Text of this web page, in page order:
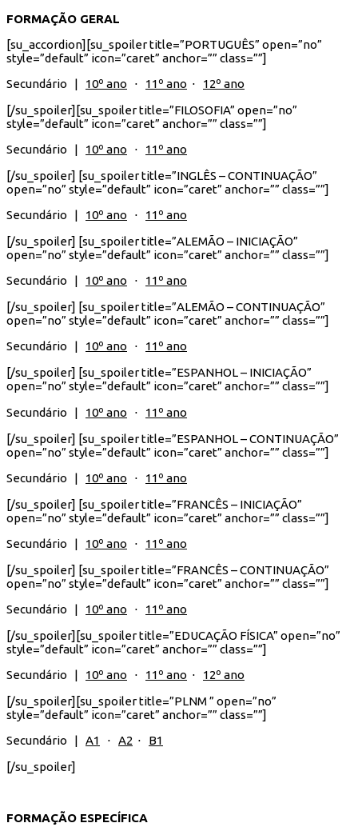
FORMAÇÃO GERAL
[su_accordion][su_spoiler title=”PORTUGUÊS” open=”no”
style=”default” icon=”caret” anchor=”” class=””]
Secundário | 10º ano ⋅ 11º ano ⋅ 12º ano
[/su_spoiler][su_spoiler title=”FILOSOFIA” open=”no”
style=”default” icon=”caret” anchor=”” class=””]
Secundário | 10º ano ⋅ 11º ano
[/su_spoiler] [su_spoiler title=”INGLÊS – CONTINUAÇÃO”
open=”no” style=”default” icon=”caret” anchor=”” class=””]
Secundário | 10º ano ⋅ 11º ano
[/su_spoiler] [su_spoiler title=”ALEMÃO – INICIAÇÃO”
open=”no” style=”default” icon=”caret” anchor=”” class=””]
Secundário | 10º ano ⋅ 11º ano
[/su_spoiler] [su_spoiler title=”ALEMÃO – CONTINUAÇÃO”
open=”no” style=”default” icon=”caret” anchor=”” class=””]
Secundário | 10º ano ⋅ 11º ano
[/su_spoiler] [su_spoiler title=”ESPANHOL – INICIAÇÃO”
open=”no” style=”default” icon=”caret” anchor=”” class=””]
Secundário | 10º ano ⋅ 11º ano
[/su_spoiler] [su_spoiler title=”ESPANHOL – CONTINUAÇÃO”
open=”no” style=”default” icon=”caret” anchor=”” class=””]
Secundário | 10º ano ⋅ 11º ano
[/su_spoiler] [su_spoiler title=”FRANCÊS – INICIAÇÃO”
open=”no” style=”default” icon=”caret” anchor=”” class=””]
Secundário | 10º ano ⋅ 11º ano
[/su_spoiler] [su_spoiler title=”FRANCÊS – CONTINUAÇÃO”
open=”no” style=”default” icon=”caret” anchor=”” class=””]
Secundário | 10º ano ⋅ 11º ano
[/su_spoiler][su_spoiler title=”EDUCAÇÃO FÍSICA” open=”no”
style=”default” icon=”caret” anchor=”” class=””]
Secundário | 10º ano ⋅ 11º ano ⋅ 12º ano
[/su_spoiler][su_spoiler title=”PLNM ” open=”no”
style=”default” icon=”caret” anchor=”” class=””]
Secundário | A1 ⋅ A2 ⋅ B1
[/su_spoiler]
FORMAÇÃO ESPECÍFICA